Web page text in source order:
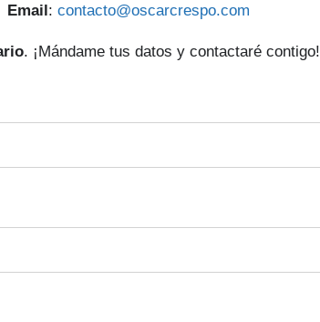
Email: contacto@oscarcrespo.com
. ¡Mándame tus datos y contactaré contigo!